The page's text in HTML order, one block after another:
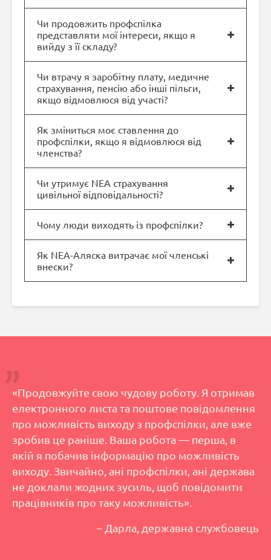
Чи продовжить профспілка
представляти мої інтереси, якщо я
вийду з її складу?
Чи втрачу я заробітну плату, медичне
страхування, пенсію або інші пільги,
якщо відмовлюся від участі?
Як зміниться моє ставлення до
профспілки, якщо я відмовлюся від
членства?
Чи утримує NEA страхування
цивільної відповідальності?
Чому люди виходять із профспілки?
Як NEA-Аляска витрачає мої членські
внески?
«Продовжуйте свою чудову роботу. Я отримав
електронного листа та поштове повідомлення
про можливість виходу з профспілки, але вже
зробив це раніше. Ваша робота — перша, в
якій я побачив інформацію про можливість
виходу. Звичайно, ані профспілки, ані держава
не доклали жодних зусиль, щоб повідомити
працівників про таку можливість».
– Дарла, державна службовець